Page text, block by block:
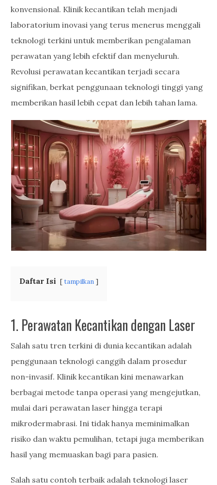
konvensional. Klinik kecantikan telah menjadi
laboratorium inovasi yang terus menerus menggali
teknologi terkini untuk memberikan pengalaman
perawatan yang lebih efektif dan menyeluruh.
Revolusi perawatan kecantikan terjadi secara
signifikan, berkat penggunaan teknologi tinggi yang
memberikan hasil lebih cepat dan lebih tahan lama.
Daftar Isi tampilkan
1. Perawatan Kecantikan dengan Laser
Salah satu tren terkini di dunia kecantikan adalah
penggunaan teknologi canggih dalam prosedur
non-invasif. Klinik kecantikan kini menawarkan
berbagai metode tanpa operasi yang mengejutkan,
mulai dari perawatan laser hingga terapi
mikrodermabrasi. Ini tidak hanya meminimalkan
risiko dan waktu pemulihan, tetapi juga memberikan
hasil yang memuaskan bagi para pasien.
Salah satu contoh terbaik adalah teknologi laser